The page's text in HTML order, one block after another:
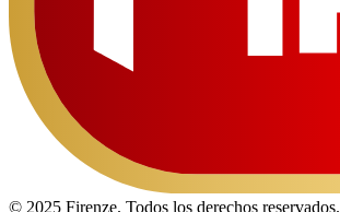
© 2025 Firenze. Todos los derechos reservados.